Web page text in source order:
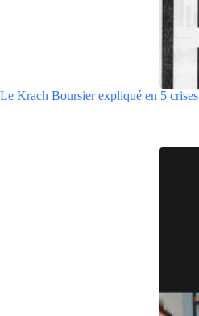
Le Krach Boursier expliqué en 5 crises